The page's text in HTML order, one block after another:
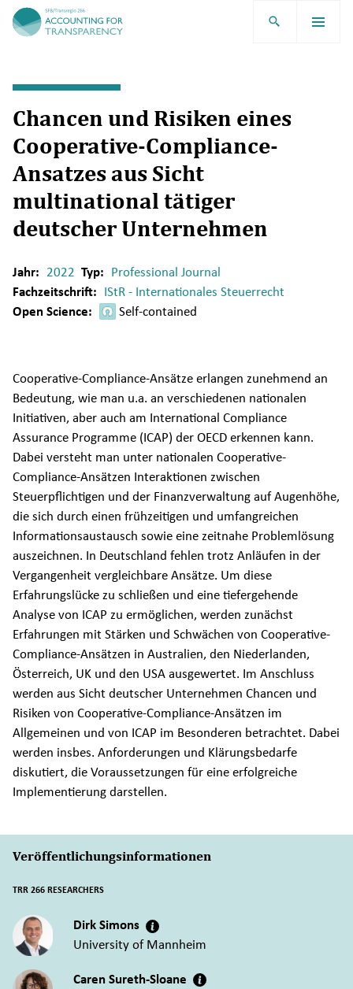
TRR266
Chancen und Risiken eines
Cooperative-Compliance-
Ansatzes aus Sicht
multinational tätiger
deutscher Unternehmen
Jahr: 2022 Typ: Professional Journal
Fachzeitschrift: IStR - Internationales Steuerrecht
Open Science:
Self-contained
Cooperative-Compliance-Ansätze erlangen zunehmend an
Bedeutung, wie man u.a. an verschiedenen nationalen
Initiativen, aber auch am International Compliance
Assurance Programme (ICAP) der OECD erkennen kann.
Dabei versteht man unter nationalen Cooperative-
Compliance-Ansätzen Interaktionen zwischen
Steuerpflichtigen und der Finanzverwaltung auf Augenhöhe,
die sich durch einen frühzeitigen und umfangreichen
Informationsaustausch sowie eine zeitnahe Problemlösung
auszeichnen. In Deutschland fehlen trotz Anläufen in der
Vergangenheit vergleichbare Ansätze. Um diese
Erfahrungslücke zu schließen und eine tiefergehende
Analyse von ICAP zu ermöglichen, werden zunächst
Erfahrungen mit Stärken und Schwächen von Cooperative-
Compliance-Ansätzen in Australien, den Niederlanden,
Österreich, UK und den USA ausgewertet. Im Anschluss
werden aus Sicht deutscher Unternehmen Chancen und
Risiken von Cooperative-Compliance-Ansätzen im
Allgemeinen und von ICAP im Besonderen betrachtet. Dabei
werden insbes. Anforderungen und Klärungsbedarfe
diskutiert, die Voraussetzungen für eine erfolgreiche
Implementierung darstellen.
Veröffentlichungsinformationen
TRR 266 RESEARCHERS
Dirk Simons
University of Mannheim
Caren Sureth-Sloane